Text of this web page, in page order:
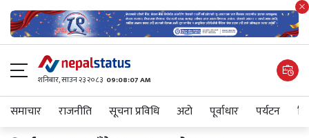
शनिबार, साउन २३ २०८३ 09:08:07 AM
समाचार राजनीति सूचना प्रविधि अटाे पूर्वाधार पर्यटन